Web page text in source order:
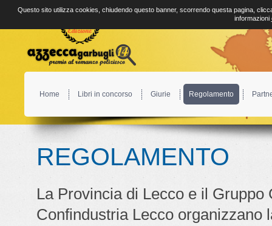
Home Libri in concorso Giurie Regolamento
REGOLAMENTO
La Provincia di Lecco e il Gruppo
Confindustria Lecco organizzano
Questo sito utilizza cookies, chiudendo questo banner, scorrendo questa pagina,
informazioni